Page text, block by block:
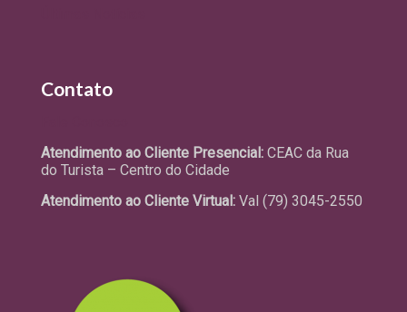
Contato
Atendimento ao Cliente Presencial: CEAC da Rua
do Turista – Centro do Cidade
Atendimento ao Cliente Virtual: Val (79) 3045-2550